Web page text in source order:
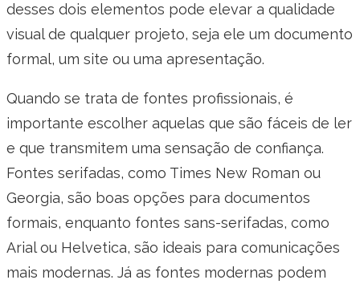
desses dois elementos pode elevar a qualidade
visual de qualquer projeto, seja ele um documento
formal, um site ou uma apresentação.
Quando se trata de fontes profissionais, é
importante escolher aquelas que são fáceis de ler
e que transmitem uma sensação de confiança.
Fontes serifadas, como Times New Roman ou
Georgia, são boas opções para documentos
formais, enquanto fontes sans-serifadas, como
Arial ou Helvetica, são ideais para comunicações
mais modernas. Já as fontes modernas podem